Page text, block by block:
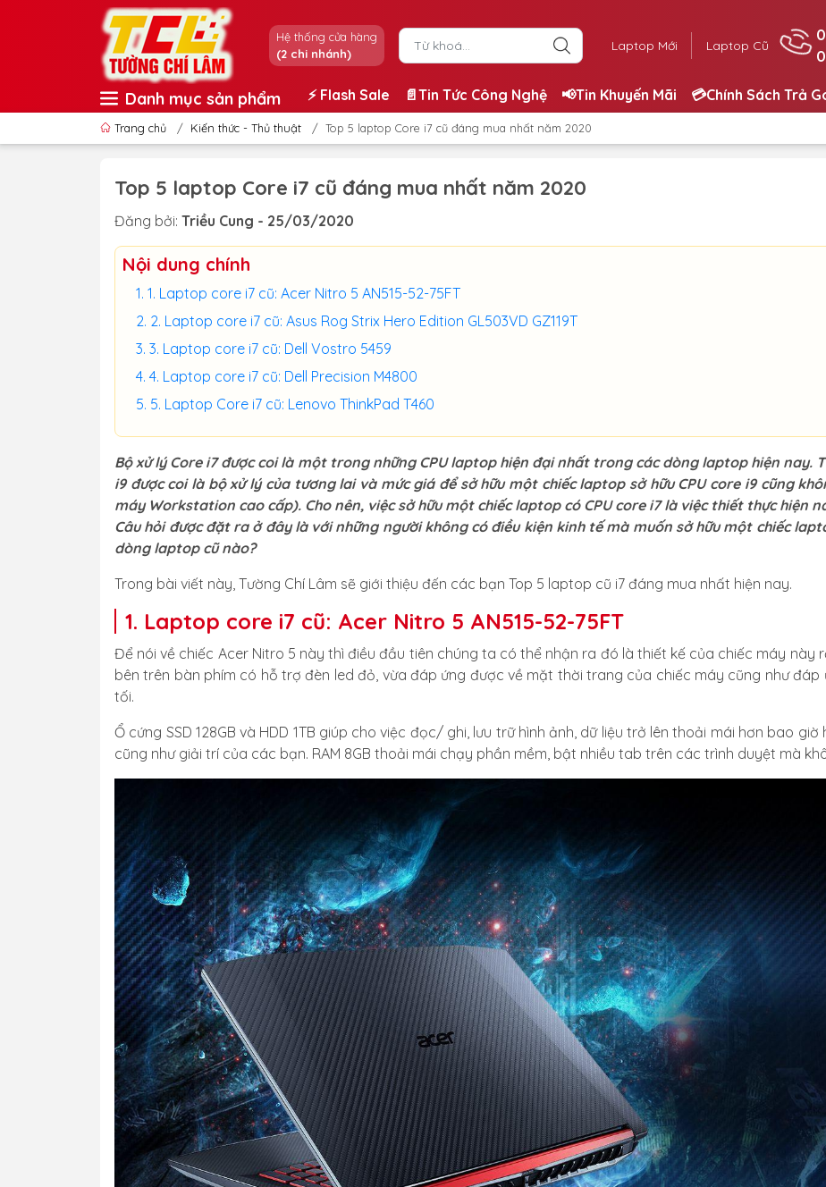
Hệ thống cửa hàng
(2 chi nhánh)
Laptop Mới Laptop Cũ
Danh mục sản phẩm ⚡️ Flash Sale 📄Tin Tức Công Nghệ 📢Tin Khuyến Mãi 💳Chính Sách Trả
Trang chủ / Kiến thức - Thủ thuật / Top 5 laptop Core i7 cũ đáng mua nhất năm 2020
Top 5 laptop Core i7 cũ đáng mua nhất năm 2020
Đăng bởi: Triều Cung - 25/03/2020
Nội dung chính
1. Laptop core i7 cũ: Acer Nitro 5 AN515-52-75FT
2. Laptop core i7 cũ: Asus Rog Strix Hero Edition GL503VD GZ119T
3. Laptop core i7 cũ: Dell Vostro 5459
4. Laptop core i7 cũ: Dell Precision M4800
5. Laptop Core i7 cũ: Lenovo ThinkPad T460
Bộ xử lý Core i7 được coi là một trong những CPU laptop hiện đại nhất trong các dòng laptop hiện nay.
i9 được coi là bộ xử lý của tương lai và mức giá để sở hữu một chiếc laptop sở hữu CPU core i9 cũng
máy Workstation cao cấp). Cho nên, việc sở hữu một chiếc laptop có CPU core i7 là việc thiết thực hiện
Câu hỏi được đặt ra ở đây là với những người không có điều kiện kinh tế mà muốn sở hữu một chiếc
dòng laptop cũ nào?
Trong bài viết này, Tường Chí Lâm sẽ giới thiệu đến các bạn Top 5 laptop cũ i7 đáng mua nhất hiện nay.
1. Laptop core i7 cũ: Acer Nitro 5 AN515-52-75FT
Để nói về chiếc Acer Nitro 5 này thì điều đầu tiên chúng ta có thể nhận ra đó là thiết kế của chiếc máy này
bên trên bàn phím có hỗ trợ đèn led đỏ, vừa đáp ứng được về mặt thời trang của chiếc máy cũng như
tối.
Ổ cứng SSD 128GB và HDD 1TB giúp cho việc đọc/ ghi, lưu trữ hình ảnh, dữ liệu trở lên thoải mái hơn bao
cũng như giải trí của các bạn. RAM 8GB thoải mái chạy phần mềm, bật nhiều tab trên các trình duyệt mà